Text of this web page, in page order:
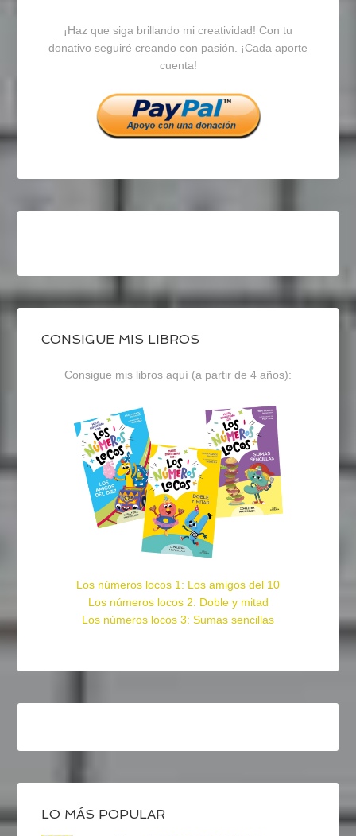
en
Facebook
en
Twitter
en
Instagram
¡Haz que siga brillando mi creatividad! Con tu
donativo seguiré creando con pasión. ¡Cada aporte
cuenta!
CONSIGUE MIS LIBROS
Consigue mis libros aquí (a partir de 4 años):
Los números locos 1: Los amigos del 10
Los números locos 2: Doble y mitad
Los números locos 3: Sumas sencillas
LO MÁS POPULAR